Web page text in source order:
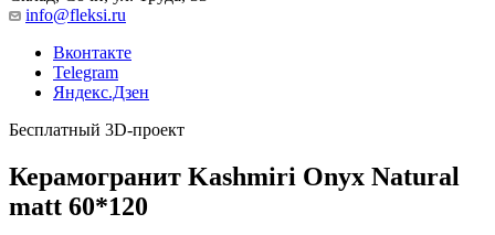
info@fleksi.ru
Вконтакте
Telegram
Яндекс.Дзен
Бесплатный 3D-проект
Керамогранит Kashmiri Onyx Natural
matt 60*120